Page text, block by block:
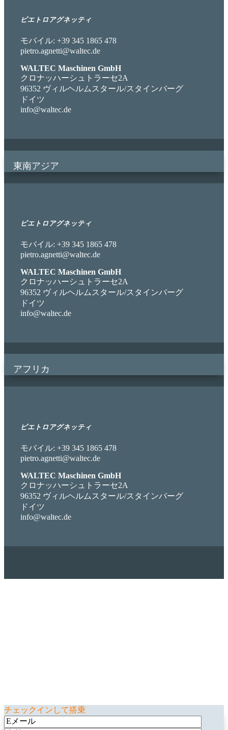
ピエトロアグネッティ
モバイル: +39 345 1865 478
pietro.agnetti@waltec.de
WALTEC Maschinen GmbH
クロナッハーシュトラーセ2A
96352 ヴィルヘルムスタール/スタインバーグ
ドイツ
info@waltec.de
東南アジア
ピエトロアグネッティ
モバイル: +39 345 1865 478
pietro.agnetti@waltec.de
WALTEC Maschinen GmbH
クロナッハーシュトラーセ2A
96352 ヴィルヘルムスタール/スタインバーグ
ドイツ
info@waltec.de
アフリカ
ピエトロアグネッティ
モバイル: +39 345 1865 478
pietro.agnetti@waltec.de
WALTEC Maschinen GmbH
クロナッハーシュトラーセ2A
96352 ヴィルヘルムスタール/スタインバーグ
ドイツ
info@waltec.de
チェックインして搭乗
このフィールドは空のままにしてください.